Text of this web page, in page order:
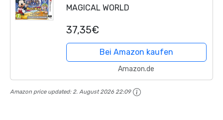
MAGICAL WORLD
37,35€
Bei Amazon kaufen
Amazon.de
Amazon price updated:2. August 2026 22:09